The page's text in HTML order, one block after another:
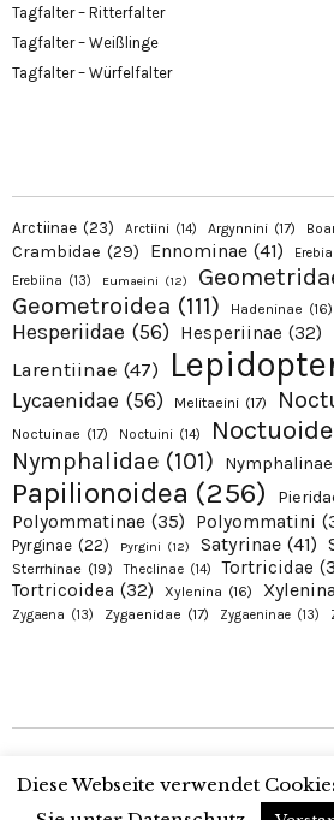
Tagfalter – Ritterfalter
Tagfalter – Weißlinge
Tagfalter – Würfelfalter
Arctiinae (23) Arctiini (14) Argynnini (17)
Crambidae (29) Ennominae (41) Erebia
Erebiina (13) Eumaeini (12)
Geometroidea (111) Hadeninae (16)
Hesperiidae (56) Hesperiinae (32)
Larentiinae (47)
Lycaenidae (56) Melitaeini (17)
Noctuinae (17) Noctuini (14)
Nymphalidae (101) Nymphalinae
Papilionoidea (256)
Polyommatinae (35) Polyommatini
Pyrginae (22) Pyrgini (12) Satyrinae (41)
Sterrhinae (19) Theclinae (14) Tortricidae
Tortricoidea (32) Xylenina (16)
Zygaena (13) Zygaenidae (17) Zygaeninae (13)
Copyright © 2026 Alexanders Schmetterlinge.
Ohr
Diese Webseite verwendet